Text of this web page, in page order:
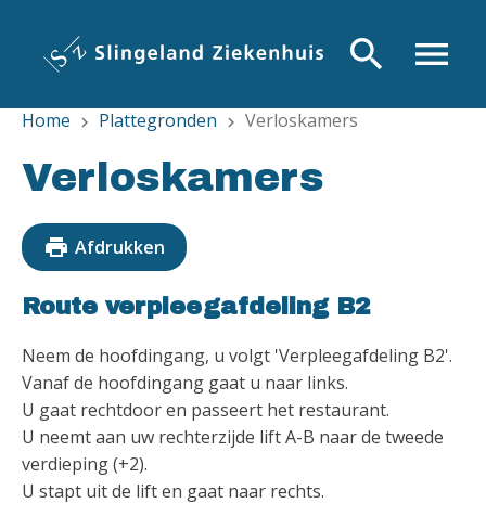
inhoud
menu
search
Home chevron_right Plattegronden chevron_right Verloskamers
Verloskamers
print Afdrukken
Route verpleegafdeling B2
Neem de hoofdingang, u volgt 'Verpleegafdeling B2'.
Vanaf de hoofdingang gaat u naar links.
U gaat rechtdoor en passeert het restaurant.
U neemt aan uw rechterzijde lift A-B naar de tweede
verdieping (+2).
U stapt uit de lift en gaat naar rechts.